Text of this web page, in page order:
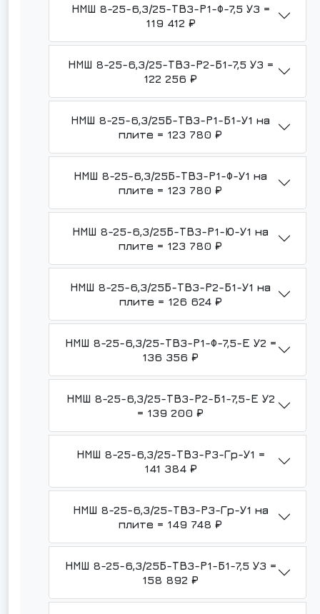
НМШ 8-25-6,3/25-ТВ3-Р1-Ф-7,5 У3 =
119 412 ₽
НМШ 8-25-6,3/25-ТВ3-Р2-Б1-7,5 У3 =
122 256 ₽
НМШ 8-25-6,3/25Б-ТВ3-Р1-Б1-У1 на
плите = 123 780 ₽
НМШ 8-25-6,3/25Б-ТВ3-Р1-Ф-У1 на
плите = 123 780 ₽
НМШ 8-25-6,3/25Б-ТВ3-Р1-Ю-У1 на
плите = 123 780 ₽
НМШ 8-25-6,3/25Б-ТВ3-Р2-Б1-У1 на
плите = 126 624 ₽
НМШ 8-25-6,3/25-ТВ3-Р1-Ф-7,5-Е У2 =
136 356 ₽
НМШ 8-25-6,3/25-ТВ3-Р2-Б1-7,5-Е У2
= 139 200 ₽
НМШ 8-25-6,3/25-ТВ3-Р3-Гр-У1 =
141 384 ₽
НМШ 8-25-6,3/25-ТВ3-Р3-Гр-У1 на
плите = 149 748 ₽
НМШ 8-25-6,3/25Б-ТВ3-Р1-Б1-7,5 У3 =
158 892 ₽